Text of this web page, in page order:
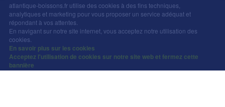
atlantique-boissons.fr utilise des cookies à des fins techniques,
analytiques et marketing pour vous proposer un service adéquat et
répondant à vos attentes.
En navigant sur notre site internet, vous acceptez notre utilisation des
cookies.
En savoir plus sur les cookies
Acceptez l'utilisation de cookies sur notre site web et fermez cette
bannière
Mentions légales-
Copyright © Atlantique Boissons Nantes / Devacom 2026
L'abus d'alcool est dangereux pour la santé, à
consommer avec modération.